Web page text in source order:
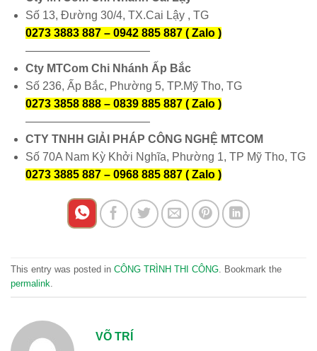
Số 13, Đường 30/4, TX.Cai Lậy , TG
0273 3883 887 – 0942 885 887 ( Zalo )
———————————
Cty MTCom Chi Nhánh Ấp Bắc
Số 236, Ấp Bắc, Phường 5, TP.Mỹ Tho, TG
0273 3858 888 – 0839 885 887 ( Zalo )
———————————
CTY TNHH GIẢI PHÁP CÔNG NGHỆ MTCOM
Số 70A Nam Kỳ Khởi Nghĩa, Phường 1, TP Mỹ Tho, TG
0273 3885 887 – 0968 885 887 ( Zalo )
This entry was posted in CÔNG TRÌNH THI CÔNG. Bookmark the
permalink.
VÕ TRÍ